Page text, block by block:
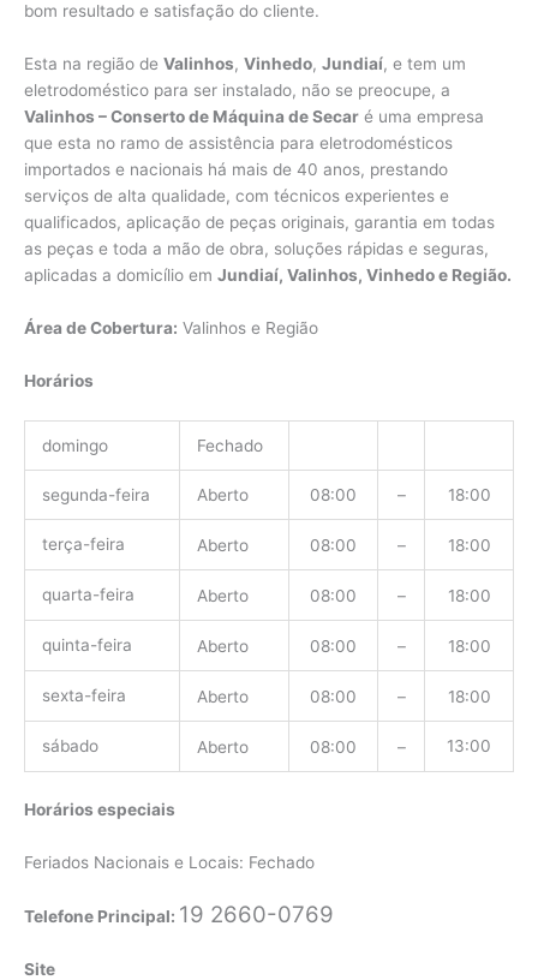
bom resultado e satisfação do cliente.
Esta na região de Valinhos, Vinhedo, Jundiaí, e tem um
eletrodoméstico para ser instalado, não se preocupe, a
Valinhos – Conserto de Máquina de Secar é uma empresa
que esta no ramo de assistência para eletrodomésticos
importados e nacionais há mais de 40 anos, prestando
serviços de alta qualidade, com técnicos experientes e
qualificados, aplicação de peças originais, garantia em todas
as peças e toda a mão de obra, soluções rápidas e seguras,
aplicadas a domicílio em Jundiaí, Valinhos, Vinhedo e Região.
Área de Cobertura: Valinhos e Região
Horários
domingo Fechado
segunda-feira Aberto 08:00 – 18:00
terça-feira Aberto 08:00 – 18:00
quarta-feira Aberto 08:00 – 18:00
quinta-feira Aberto 08:00 – 18:00
sexta-feira Aberto 08:00 – 18:00
sábado Aberto 08:00 – 13:00
Horários especiais
Feriados Nacionais e Locais: Fechado
Telefone Principal: 19 2660-0769
Site